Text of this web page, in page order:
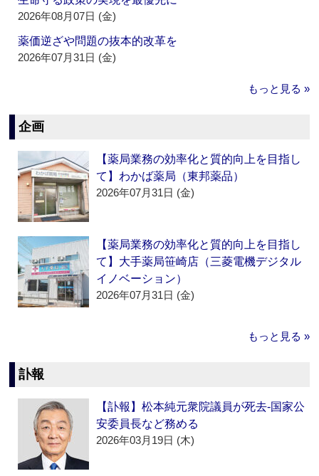
2026年08月07日 (金)
薬価逆ざや問題の抜本的改革を
2026年07月31日 (金)
もっと見る »
企画
【薬局業務の効率化と質的向上を目指し
て】わかば薬局（東邦薬品）
2026年07月31日 (金)
【薬局業務の効率化と質的向上を目指し
て】大手薬局笹崎店（三菱電機デジタル
イノベーション）
2026年07月31日 (金)
もっと見る »
訃報
【訃報】松本純元衆院議員が死去‐国家公
安委員長など務める
2026年03月19日 (木)